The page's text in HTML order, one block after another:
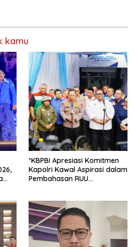
kamu
*KBPBI Apresiasi Komitmen
Kapolri Kawal Aspirasi dalam
Pembahasan RUU